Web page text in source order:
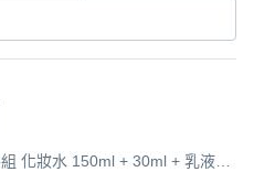
化妝水 150ml + 30ml + 乳液